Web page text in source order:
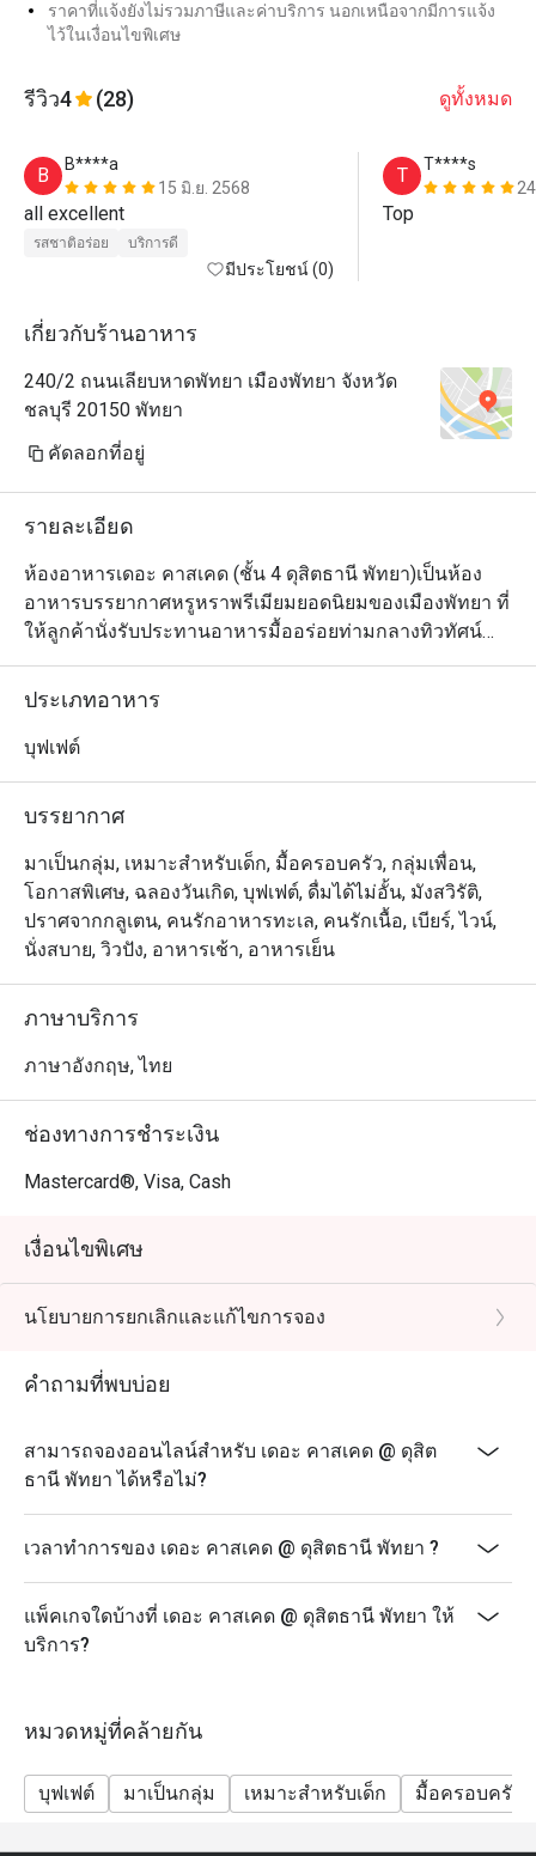
ราคาที่แจ้งยังไม่รวมภาษีและค่าบริการ นอกเหนือจากมีการแจ้ง
ไว้ในเงื่อนไขพิเศษ
รีวิว4 (28) ดูทั้งหมด
B
B****a
15 มิ.ย. 2568
รสชาติอร่อย บริการดี
มีประโยชน์ (0)
T
T****s
Top
เกี่ยวกับร้านอาหาร
240/2 ถนนเลียบหาดพัทยา เมืองพัทยา จังหวัด
ชลบุรี 20150 พัทยา
คัดลอกที่อยู่
รายละเอียด
ห้องอาหารเดอะ คาสเคด (ชั้น 4 ดุสิตธานี พัทยา)เป็นห้อง
อาหารบรรยากาศหรูหราพรีเมียมยอดนิยมของเมืองพัทยา ที่
ให้ลูกค้านั่งรับประทานอาหารมื้ออร่อยท่ามกลางทิวทัศน์
ของสวนสวยอันเงียบสงบและน้ำตกเทียม ในขณะที่
เพลิดเพลินไปกับรสชาติอันหลากหลายทั้งอาหารไทยและ
สดใสด้วยบุฟเฟ่ต์อาหารเช้าที่เลือกได้ตามใจชอบ หรือเมนูอ
ประเภทอาหาร
บุฟเฟต์
บรรยากาศ
มาเป็นกลุ่ม, เหมาะสำหรับเด็ก, มื้อครอบครัว, กลุ่มเพื่อน,
โอกาสพิเศษ, ฉลองวันเกิด, บุฟเฟต์, ดื่มได้ไม่อั้น, มังสวิรัติ,
ปราศจากกลูเตน, คนรักอาหารทะเล, คนรักเนื้อ, เบียร์, ไวน์,
นั่งสบาย, วิวปัง, อาหารเช้า, อาหารเย็น
ภาษาบริการ
ภาษาอังกฤษ, ไทย
ช่องทางการชำระเงิน
Mastercard®, Visa, Cash
เงื่อนไขพิเศษ
นโยบายการยกเลิกและแก้ไขการจอง
คำถามที่พบบ่อย
สามารถจองออนไลน์สำหรับ เดอะ คาสเคด @ ดุสิต
ธานี พัทยา ได้หรือไม่?
เวลาทำการของ เดอะ คาสเคด @ ดุสิตธานี พัทยา ?
แพ็คเกจใดบ้างที่ เดอะ คาสเคด @ ดุสิตธานี พัทยา ให้
บริการ?
หมวดหมู่ที่คล้ายกัน
บุฟเฟต์ มาเป็นกลุ่ม เหมาะสำหรับเด็ก มื้อครอบครัว